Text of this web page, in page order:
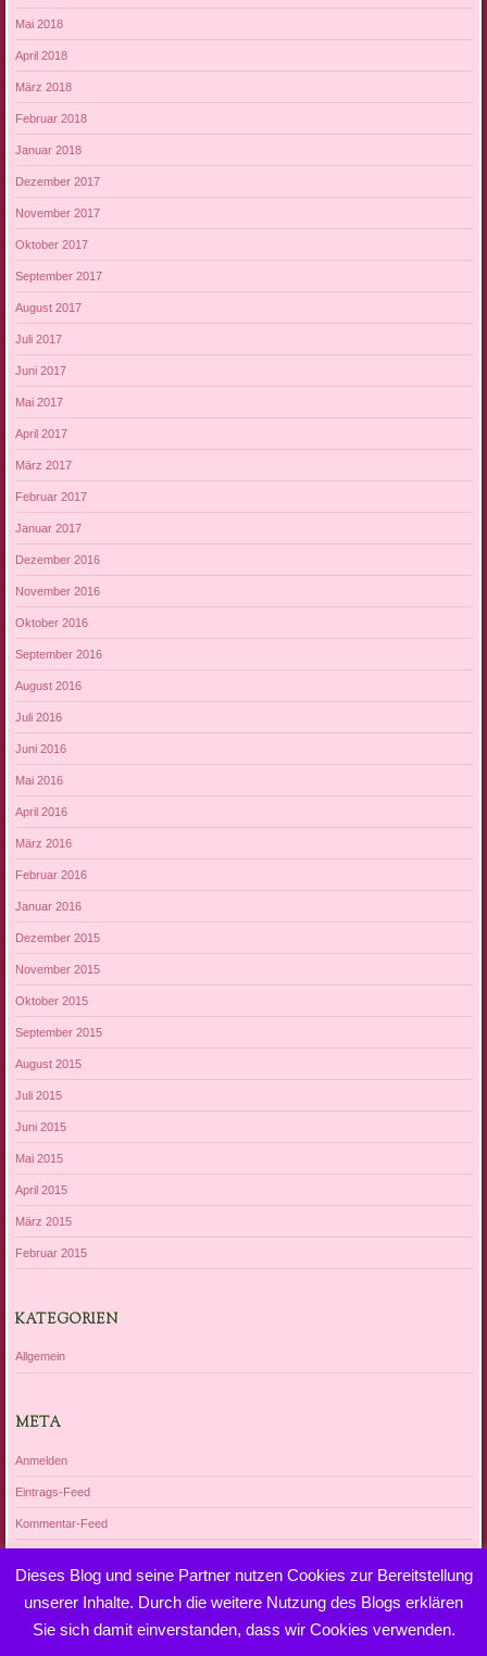
Mai 2018
April 2018
März 2018
Februar 2018
Januar 2018
Dezember 2017
November 2017
Oktober 2017
September 2017
August 2017
Juli 2017
Juni 2017
Mai 2017
April 2017
März 2017
Februar 2017
Januar 2017
Dezember 2016
November 2016
Oktober 2016
September 2016
August 2016
Juli 2016
Juni 2016
Mai 2016
April 2016
März 2016
Februar 2016
Januar 2016
Dezember 2015
November 2015
Oktober 2015
September 2015
August 2015
Juli 2015
Juni 2015
Mai 2015
April 2015
März 2015
Februar 2015
KATEGORIEN
Allgemein
META
Anmelden
Eintrags-Feed
Kommentar-Feed
Dieses Blog und seine Partner nutzen Cookies zur Bereitstellung
unserer Inhalte. Durch die weitere Nutzung des Blogs erklären
Sie sich damit einverstanden, dass wir Cookies verwenden.